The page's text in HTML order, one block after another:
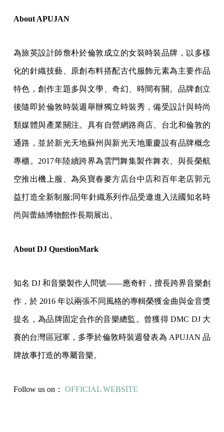
About APUJAN
為旅英設計師詹朴於倫敦成立的女裝時裝品牌，以多樣
化的針織技藝、原創布料搭配古代服飾元素為主要作品
特色，創作主題多與文學、奇幻、時間有關。品牌創立
後隨即於倫敦時裝週舉辦獨立時裝秀，備受設計與時尚
類媒體與產業關注。具有自營網路商店、台北和倫敦的
通路，並於新光天地蘇州與新光天地重慶設有品牌概念
專櫃。2017年陸續跨界為雲門舞集製作舞衣、與長榮航
空推出機上服、為吳寶春麥方店台中店和百年老店郭元
益打造全新制服;同年針織系列作品受邀進入法國知名時
尚與蕾絲博物館作長期展出。
About DJ QuestionMark
知名 DJ 和音樂製作人問號——應奇軒，擅長跨界音樂創
作，於 2016 年以兩張不同風格的專輯榮獲金曲與金音獎
提名，為品牌固定合作的音樂總監。曾獲得 DMC DJ 大
賽的台灣區冠軍，多季於倫敦時裝週發表為 APUJAN 品
牌故事打造的專屬音樂。
Follow us on： OFFICIAL WEBSITE